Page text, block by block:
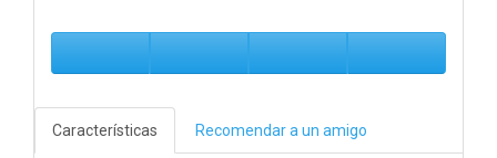
Características Recomendar a un amigo